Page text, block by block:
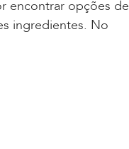
encontrar opções de
ingredientes. No